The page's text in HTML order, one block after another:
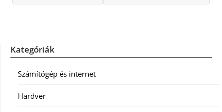
Kategóriák
Számítógép és internet
Hardver